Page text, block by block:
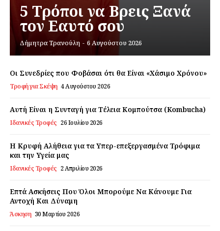
Εγγραφείτε τώρα!
Σχετικά με εμάς
Ο λογαριασμός μου
Επικοινωνία
5 Τρόποι να Βρεις Ξανά
τον Εαυτό σου
Δήμητρα Τρανούλη - 6 Αυγούστου 2026
Οι Συνεδρίες που Φοβάσαι ότι θα Είναι «Χάσιμο Χρόνου»
Τροφή για Σκέψη 4 Αυγούστου 2026
Αυτή Είναι η Συνταγή για Τέλεια Κομπούτσα (Kombucha)
Ιδανικές Τροφές 26 Ιουλίου 2026
Η Κρυφή Αλήθεια για τα Υπερ-επεξεργασμένα Τρόφιμα
και την Υγεία μας
Ιδανικές Τροφές 2 Απριλίου 2026
Επτά Ασκήσεις Που Όλοι Μπορούμε Να Κάνουμε Για
Αντοχή Και Δύναμη
Άσκηση 30 Μαρτίου 2026